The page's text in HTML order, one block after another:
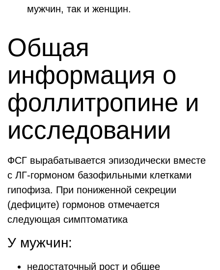
мужчин, так и женщин.
Общая
информация о
фоллитропине и
исследовании
ФСГ вырабатывается эпизодически вместе
с ЛГ-гормоном базофильными клетками
гипофиза. При пониженной секреции
(дефиците) гормонов отмечается
следующая симптоматика
У мужчин:
недостаточный рост и общее